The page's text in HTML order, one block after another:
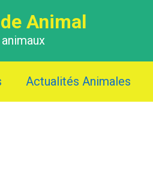
Animal
Actualités Animales